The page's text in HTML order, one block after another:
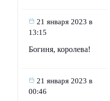
21 января 2023 в
13:15
Богиня, королева!
21 января 2023 в
00:46